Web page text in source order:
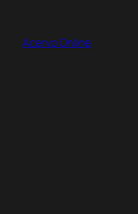
Acervo Online